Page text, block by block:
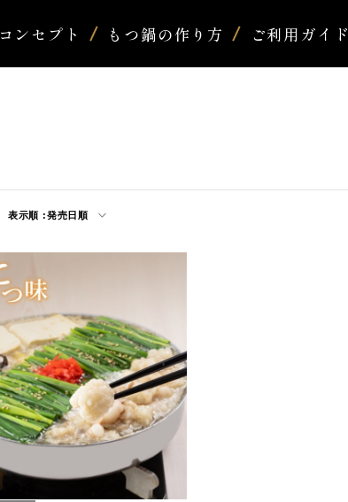
コンセプト もつ鍋の作り方 ご利用ガイド
表示順 :発売日順